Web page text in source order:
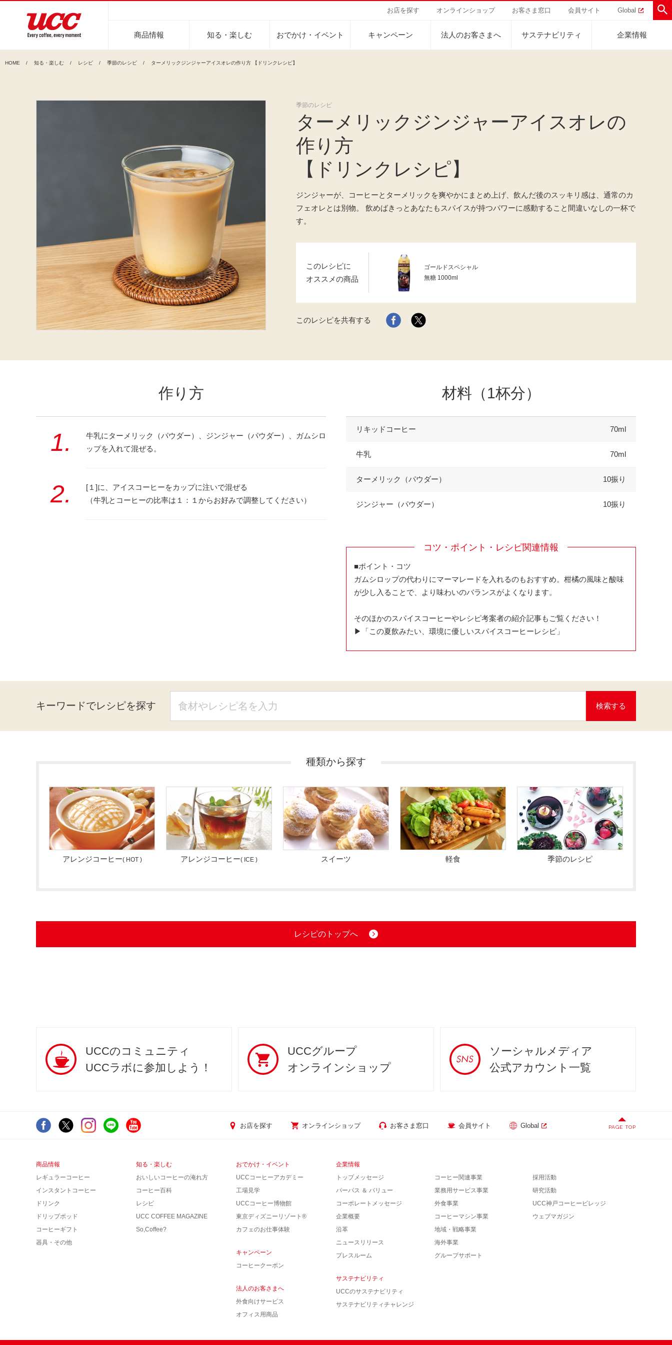
お店を探す オンラインショップ お客さま窓口 会員サイト Global
商品情報 知る・楽しむ おでかけ・イベント キャンペーン 法人のお客さまへ サステナビリティ 企業情報
インスタントコーヒー ドリップポッド
おいしいコーヒーの淹れ方 コーヒー百科 レシピ UCCラボ
UCCコーヒー博物館 UCCコーヒーアカデミー 工場見学 東京ディズニーリゾート®︎
Sustainability Vision
サステナビリティビジョン
人々を豊かにする手助けを
サステナブルなコーヒー調達
サステナビリティ教育
コーヒー×健康
カーボンニュートラル
ネイチャーポジティブ
人権の尊重
サーキュラーエコノミー
ハワイ
サステナビリティレポート
会社案内
トップメッセージ
パーパス ＆ バリュー
コーポレートメッセージ
企業概要
沿革
コーヒー関連事業
業務用サービス事業
コーヒーマシン事業
地域・戦略事業
グループサポート
サステナビリティ
HOME 知る・楽しむ レシピ 季節のレシピ ターメリックジンジャーアイスオレの作り方 【ドリンクレシピ】
季節のレシピ
ターメリックジンジャーアイスオレの
作り方
【ドリンクレシピ】
ジンジャーが、コーヒーとターメリックを爽やかにまとめ上げ、飲んだ後のスッキリ感は、通常のカ
フェオレとは別物。 飲めばきっとあなたもスパイスが持つパワーに感動すること間違いなしの一杯で
す。
このレシピに
オススメの商品
ゴールドスペシャル
無糖 1000ml
このレシピを共有する
作り方
1.
牛乳にターメリック（パウダー）、ジンジャー（パウダー）、ガムシロ
ップを入れて混ぜる。
2.
[１]に、アイスコーヒーをカップに注いで混ぜる
（牛乳とコーヒーの比率は１：１からお好みで調整してください）
材料（1杯分）
リキッドコーヒー 70ml
牛乳 70ml
ターメリック（パウダー） 10振り
ジンジャー（パウダー） 10振り
コツ・ポイント・レシピ関連情報
■ポイント・コツ
ガムシロップの代わりにマーマレードを入れるのもおすすめ。柑橘の風味と酸味
が少し入ることで、より味わいのバランスがよくなります。
そのほかのスパイスコーヒーやレシピ考案者の紹介記事もご覧ください！
▶「この夏飲みたい、環境に優しいスパイスコーヒーレシピ」
キーワードでレシピを探す 検索する
種類から探す
アレンジコーヒー( HOT ) アレンジコーヒー( ICE ) スイーツ 軽食 季節のレシピ
レシピのトップへ
UCCのコミュニティ
UCCラボに参加しよう！
UCCグループ
オンラインショップ
ソーシャルメディア
公式アカウント一覧
お店を探す オンラインショップ お客さま窓口 会員サイト Global PAGE TOP
商品情報
レギュラーコーヒー
インスタントコーヒー
ドリンク
ドリップポッド
コーヒーギフト
器具・その他
知る・楽しむ
おいしいコーヒーの淹れ方
コーヒー百科
レシピ
UCC COFFEE MAGAZINE
So,Coffee?
おでかけ・イベント
UCCコーヒーアカデミー
工場見学
UCCコーヒー博物館
東京ディズニーリゾート®︎
カフェのお仕事体験
キャンペーン
コーヒークーポン
法人のお客さまへ
外食向けサービス
オフィス用商品
企業情報
トップメッセージ
パーパス ＆ バリュー
コーポレートメッセージ
企業概要
沿革
ニュースリリース
プレスルーム
コーヒー関連事業
業務用サービス事業
外食事業
コーヒーマシン事業
地域・戦略事業
海外事業
グループサポート
採用活動
研究活動
UCC神戸コーヒービレッジ
ウェブマガジン
サステナビリティ
UCCのサステナビリティ
サステナビリティチャレンジ